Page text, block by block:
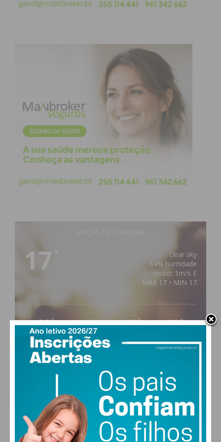
Eu li e concordo com ostermos e
condições
17
clear sky
84% humidade
vento: 1m/s E
MAX 17 • MIN 17
30°
SEX
28°
SÁB
27°
DOM
29°
SEG
ALTERAR